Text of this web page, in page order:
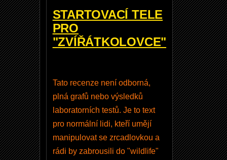
STARTOVACÍ TELE
PRO
"ZVÍŘÁTKOLOVCE"
Tato recenze není odborná,
plná grafů nebo výsledků
laboratorních testů. Je to text
pro normální lidi, kteří umějí
manipulovat se zrcadlovkou a
rádi by zabrousili do "wildlife"
o
D
-
k
a
b